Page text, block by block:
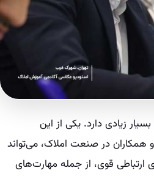
زیادی دارد. یکی از این
همکاران در صنعت املاک، می‌تواند
قوی، از جمله مهارت‌های